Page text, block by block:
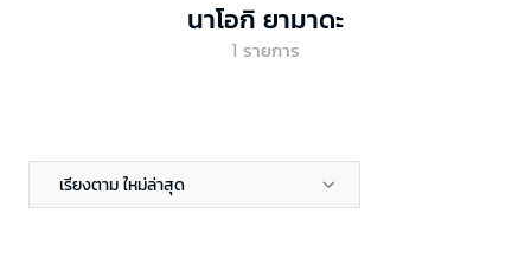
นาโอกิ ยามาดะ
1 รายการ
เรียงตาม ใหม่ล่าสุด